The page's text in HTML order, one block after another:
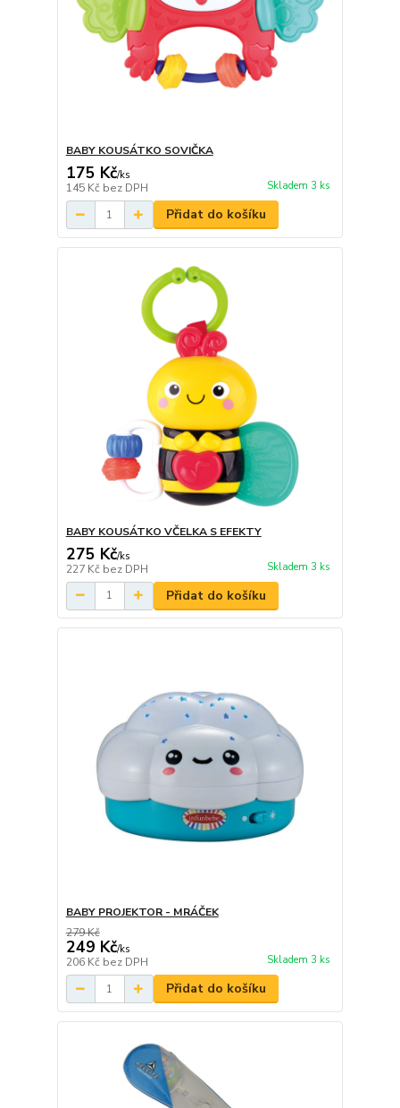
BABY KOUSÁTKO SOVIČKA
175 Kč/ks
145 Kč bez DPH Skladem 3 ks
Přidat do košíku
BABY KOUSÁTKO VČELKA S EFEKTY
275 Kč/ks
227 Kč bez DPH Skladem 3 ks
Přidat do košíku
BABY PROJEKTOR - MRÁČEK
279 Kč
249 Kč/ks
206 Kč bez DPH Skladem 3 ks
Přidat do košíku